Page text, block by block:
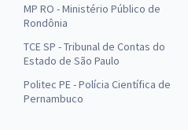
MP RO - Ministério Público de
Rondônia
TCE SP - Tribunal de Contas do
Estado de São Paulo
Politec PE - Polícia Científica de
Pernambuco